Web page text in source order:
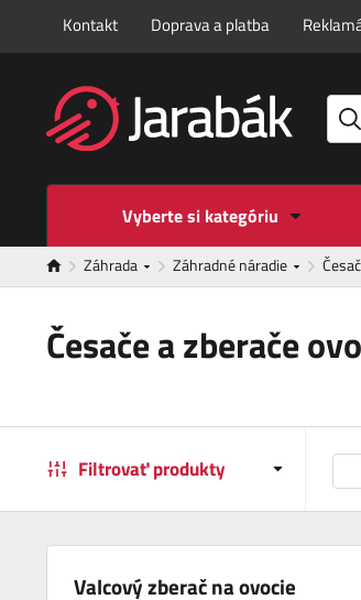
Kontakt Doprava a platba
Vyberte si kategóriu
Záhrada Záhradné náradie
Česače a zberače
Filtrovať produkty
Valcový zberač na ovocie